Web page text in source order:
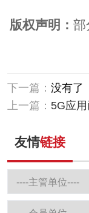
版权声明：部
下一篇： 没有了
上一篇： 5G应
友情链接